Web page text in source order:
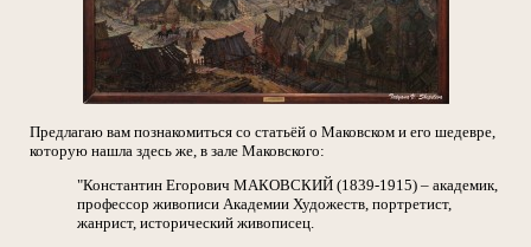
Предлагаю вам познакомиться со статьёй о Маковском и его шедевре,
которую нашла здесь же, в зале Маковского:
"Константин Егорович МАКОВСКИЙ (1839-1915) – академик,
профессор живописи Академии Художеств, портретист,
жанрист, исторический живописец.